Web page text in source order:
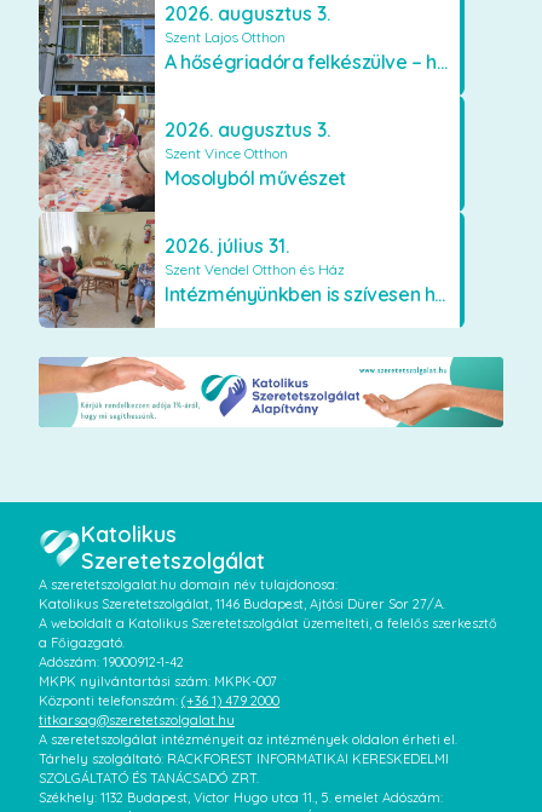
2026. augusztus 3.
Szent Lajos Otthon
A hőségriadóra felkészülve – hűsítő fejlesztések a Szent Lajos Otthonban
2026. augusztus 3.
Szent Vince Otthon
Mosolyból művészet
2026. július 31.
Szent Vendel Otthon és Ház
Intézményünkben is szívesen használják a VR szemüveget
Katolikus
Szeretetszolgálat
A szeretetszolgalat.hu domain név tulajdonosa:
Katolikus Szeretetszolgálat, 1146 Budapest, Ajtósi Dürer Sor 27/A.
A weboldalt a Katolikus Szeretetszolgálat üzemelteti, a felelős szerkesztő
a Főigazgató.
Adószám: 19000912-1-42
MKPK nyilvántartási szám: MKPK-007
Központi telefonszám: (+36 1) 479 2000
titkarsag@szeretetszolgalat.hu
A szeretetszolgálat intézményeit az intézmények oldalon érheti el.
Tárhely szolgáltató: RACKFOREST INFORMATIKAI KERESKEDELMI
SZOLGÁLTATÓ ÉS TANÁCSADÓ ZRT.
Székhely: 1132 Budapest, Victor Hugo utca 11., 5. emelet Adószám: